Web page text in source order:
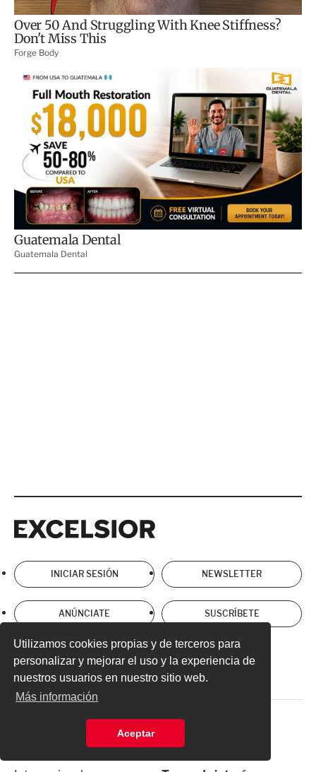
Utilizamos cookies propias y de terceros para
personalizar y mejorar el uso y la experiencia de
nuestros usuarios en nuestro sitio web.
Más información
Aceptar
INICIAR SESIÓN NEWSLETTER
ANÚNCIATE SUSCRÍBETE
Términos y Condiciones
Aviso de Privacidad
Suplementos
Última Hora